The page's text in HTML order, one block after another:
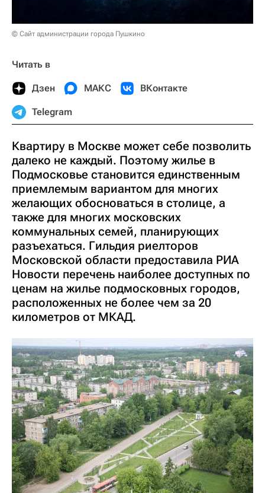
© Сайт администрации города Пушкино
Читать в
Дзен МАКС ВКонтакте
Telegram
Квартиру в Москве может себе позволить
далеко не каждый. Поэтому жилье в
Подмосковье становится единственным
приемлемым вариантом для многих
желающих обосноваться в столице, а
также для многих московских
коммунальных семей, планирующих
разъехаться. Гильдия риелторов
Московской области предоставила РИА
Новости перечень наиболее доступных по
ценам на жилье подмосковных городов,
расположенных не более чем за 20
километров от МКАД.